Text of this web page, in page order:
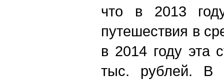
что в 2013
путешествия в
в 2014 году эта
тыс. рублей. В